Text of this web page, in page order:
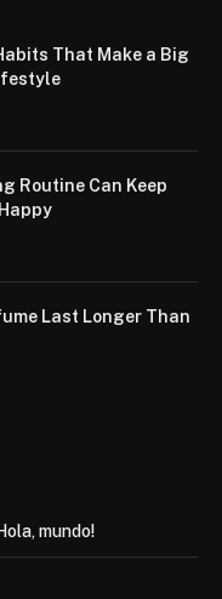
That Make a Big
Routine Can Keep
Last Longer Than
mundo!